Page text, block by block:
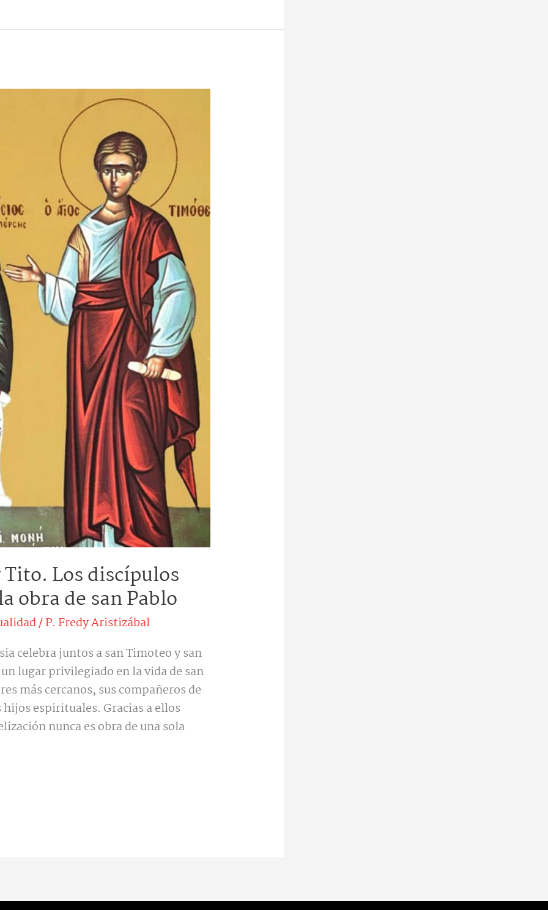
Los discípulos
obra de san Pablo
/P. Fredy Aristizábal
celebra juntos a san Timoteo y san
lugar privilegiado en la vida de san
más cercanos, sus compañeros de
espirituales. Gracias a ellos
nunca es obra de una sola